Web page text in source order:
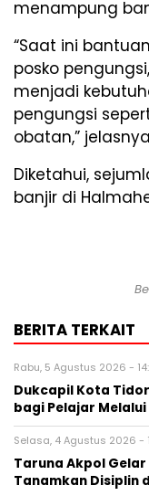
menampung
“Saat ini
posko
menjadi
pengungsi
obatan,”
Diketahui,
banjir di
BERITA TERKAIT
Rabu, 5 Agustus 2026 -
Dukcapil Kota
bagi Pelajar
Selasa, 4 Agustus 2026 -
Taruna Akpol Gelar
Tanamkan Disiplin